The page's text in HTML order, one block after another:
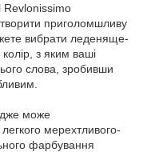
Revlonissimo
приголомшливу
вибрати леденяще-
з яким ваші
слова, зробивши
може
мерехтливого-
фарбування